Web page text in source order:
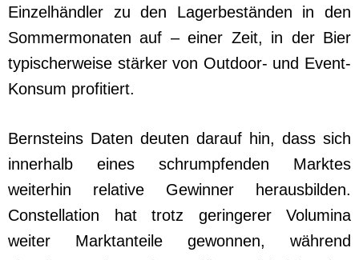
Einzelhändler zu den Lagerbeständen in den
Sommermonaten auf – einer Zeit, in der Bier
typischerweise stärker von Outdoor- und Event-
Konsum profitiert.
Bernsteins Daten deuten darauf hin, dass sich
innerhalb eines schrumpfenden Marktes
weiterhin relative Gewinner herausbilden.
Constellation hat trotz geringerer Volumina
weiter Marktanteile gewonnen, während